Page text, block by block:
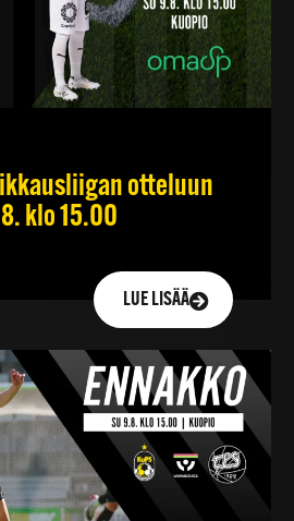
otteluun
klo 15.00
LUE LISÄÄ